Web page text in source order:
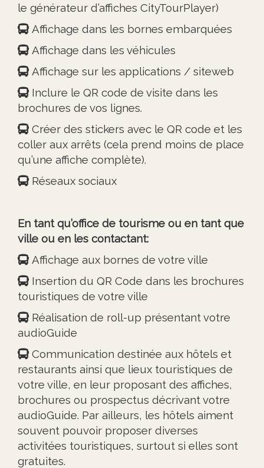
le générateur d’affiches CityTourPlayer)
Affichage dans les bornes embarquées
Affichage dans les véhicules
Affichage sur les applications / siteweb
Inclure le QR code de visite dans les
brochures de vos lignes.
Créer des stickers avec le QR code et les
coller aux arrêts (cela prend moins de place
qu’une affiche complète).
Réseaux sociaux
En tant qu’office de tourisme ou en tant que
ville ou en les contactant:
Affichage aux bornes de votre ville
Insertion du QR Code dans les brochures
touristiques de votre ville
Réalisation de roll-up présentant votre
audioGuide
Communication destinée aux hôtels et
restaurants ainsi que lieux touristiques de
votre ville, en leur proposant des affiches,
brochures ou prospectus décrivant votre
audioGuide. Par ailleurs, les hôtels aiment
souvent pouvoir proposer diverses
activitées touristiques, surtout si elles sont
gratuites.